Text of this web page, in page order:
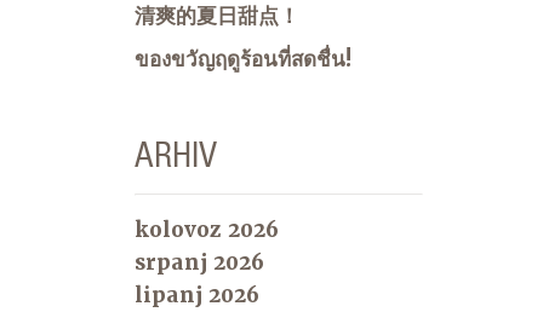
清爽的夏日甜点！
ของขวัญฤดูร้อนที่สดชื่น!
ARHIV
kolovoz 2026
srpanj 2026
lipanj 2026